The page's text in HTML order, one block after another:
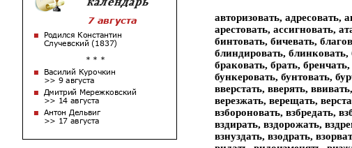
авторизовать, адресовать, аккредитовать, актуализовать, акцентовать, акцептовать, алгоритмизовать, алкать, алкоголизовать, арендовать, арестовать, ассигновать, атаковать, аттестовать, бактеризовать, баловать, бастовать, бедовать, бежать, белковать, беллетризовать, бивать, бинтовать, бичевать, благовествовать, благодать, благословлять, благоухать, бланшировать, блевать, блекотать, блефовать, бликовать, блиндировать, блинковать, блинтовать, блистать, блуждать, бодать, болботать, болтать, бомбардировать, бомжевать, бормотать, бороновать, браковать, брать, бренчать, брехать, бронировать, бросать, брошюровать, брыкать, брюзжать, бряцать, бузовать, буксовать, бултыхать, бункеровать, бунтовать, бурчать, бушевать, бывать, бытовать, вальцевать, валять, ваять, вбегать, вбежать, вбивать, вбросать, ввергать, вверстать, вверять, ввивать, ввязать, вгибать, вгонять, вдвигать, вдевать, вдыхать, вековать, величать, венчать, вербализовать, вербовать, верезжать, верещать, верстать, вертать, ветшать, вечеровать, вещать, вжать, вживлять, взалкать, взбегать, взбежать, взбивать, взболтать, взбороновать, взбредать, взбунтовать, взбухать, взбушевать, взвевать, взвивать, взволновать, взвывать, взгревать, взгромождать, вздевать, вздирать, вздорожать, вздремать, вздувать, вздымать, вздыхать, взимать, взирать, взлезать, взлетать, взломать, взлупцевать, взмокать, взмывать, взнуздать, взодрать, взорвать, взрастать, взревновать, взрезать, взрывать, взрыдать, взрыхлять, взъезжать, взывать, взыграть, взять, видать, видать, видоизменять, визжать, вилять, винтовать, вистовать, витать, вихлять, вкатать, вкачать, вкидать, вклепать, включать, вковать, вкомпоновать, вкопать, вкоренять, вкраплять, вкреплять, вкушать, влагать, владать, влегать, влезать, влеплять, влетать, вливать, влипать, влиять, влюблять, вменять, вмерзать, вметать, вмешать, вмещать, вминать, вмотать, вмуровать, вмять, внедрять, вникать, внимать, вобрать, вовлекать, вогнать,